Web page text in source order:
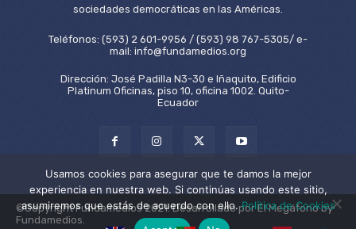
sociedades democráticas en las Américas.
Teléfonos: (593) 2 601-9956 / (593) 98 767-5305/ e-
mail: info@fundamedios.org
Dirección: José Padilla N3-30 e Iñaquito, Edificio
Platinum Oficinas, piso 10, oficina 1002. Quito-
Ecuador
©Copyright Fundamedios 2021. Desarrollado por El Megáfono by
Fundamedios.
Usamos cookies para asegurar que te damos la mejor
experiencia en nuestra web. Si continúas usando este sitio,
asumiremos que estás de acuerdo con ello.Política de Cookies